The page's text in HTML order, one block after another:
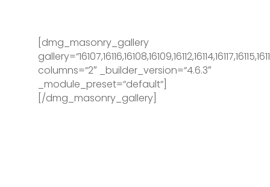
[dmg_masonry_gallery
columns=“2″ _builder_version=“4.6.3″
_module_preset=“default“]
[/dmg_masonry_gallery]